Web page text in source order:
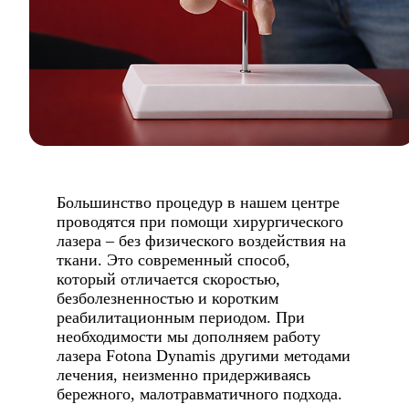
Большинство процедур в нашем центре
проводятся при помощи хирургического
лазера – без физического воздействия на
ткани. Это современный способ,
который отличается скоростью,
безболезненностью и коротким
реабилитационным периодом. При
необходимости мы дополняем работу
лазера Fotona Dynamis другими методами
лечения, неизменно придерживаясь
бережного, малотравматичного подхода.